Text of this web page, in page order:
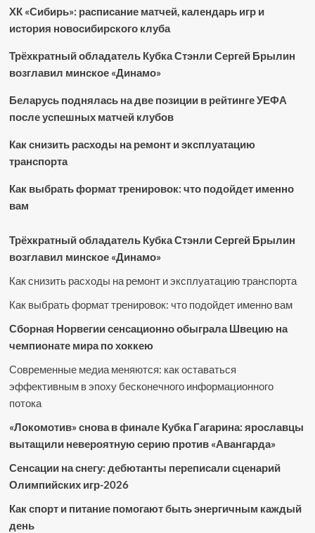
ХК «Сибирь»: расписание матчей, календарь игр и
история новосибирского клуба
Трёхкратный обладатель Кубка Стэнли Сергей Брылин
возглавил минское «Динамо»
Беларусь поднялась на две позиции в рейтинге УЕФА
после успешных матчей клубов
Как снизить расходы на ремонт и эксплуатацию
транспорта
Как выбрать формат тренировок: что подойдет именно
вам
Трёхкратный обладатель Кубка Стэнли Сергей Брылин
возглавил минское «Динамо»
Как снизить расходы на ремонт и эксплуатацию транспорта
Как выбрать формат тренировок: что подойдет именно вам
Сборная Норвегии сенсационно обыграла Швецию на
чемпионате мира по хоккею
Современные медиа меняются: как оставаться
эффективным в эпоху бесконечного информационного
потока
«Локомотив» снова в финале Кубка Гагарина: ярославцы
вытащили невероятную серию против «Авангарда»
Сенсации на снегу: дебютанты переписали сценарий
Олимпийских игр-2026
Как спорт и питание помогают быть энергичным каждый
день